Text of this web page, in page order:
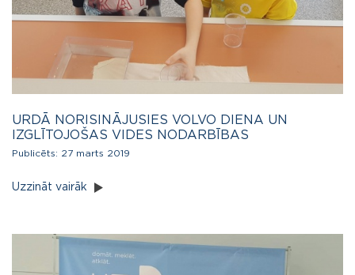
URDĀ NORISINĀJUSIES VOLVO DIENA UN
IZGLĪTOJOŠAS VIDES NODARBĪBAS
Publicēts: 27 marts 2019
Uzzināt vairāk